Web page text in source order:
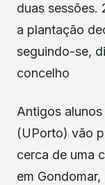
duas sessões.
a plantação
seguindo-se,
concelho
Antigos
(UPorto) vão
cerca de uma
em